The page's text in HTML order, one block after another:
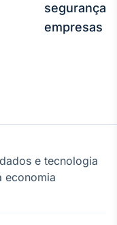
segurança
empresas
e tecnologia
economia